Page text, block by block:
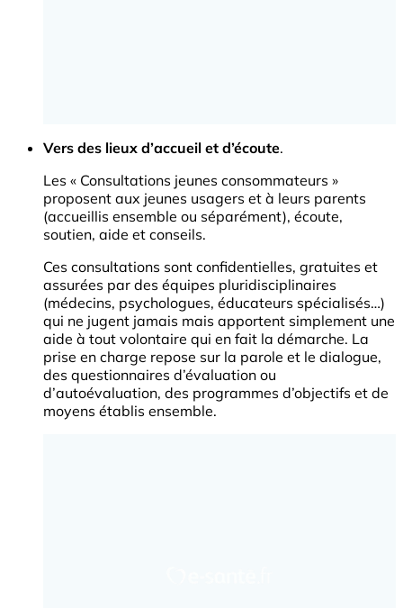
Vers des lieux d’accueil et d’écoute.
Les « Consultations jeunes consommateurs »
proposent aux jeunes usagers et à leurs parents
(accueillis ensemble ou séparément), écoute,
soutien, aide et conseils.
Ces consultations sont confidentielles, gratuites et
assurées par des équipes pluridisciplinaires
(médecins, psychologues, éducateurs spécialisés…)
qui ne jugent jamais mais apportent simplement une
aide à tout volontaire qui en fait la démarche. La
prise en charge repose sur la parole et le dialogue,
des questionnaires d’évaluation ou
d’autoévaluation, des programmes d’objectifs et de
moyens établis ensemble.